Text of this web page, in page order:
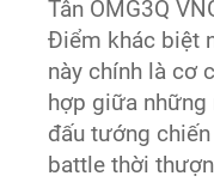
Tân OMG3Q
Điểm khác biệt
này chính là cơ
hợp giữa
đấu tướng
battle thời